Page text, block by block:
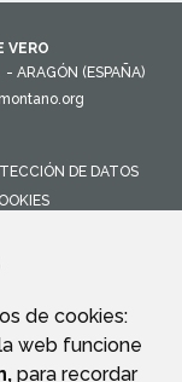
de cookies:
web funcione
para recordar
VERO
- ARAGÓN (ESPAÑA)
DE DATOS